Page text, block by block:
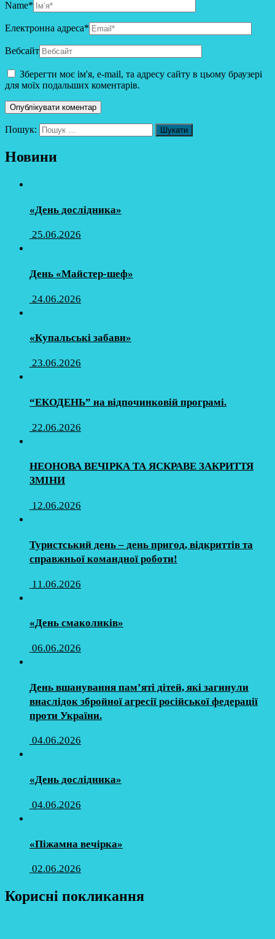
Name*
Електронна адреса*
Вебсайт
Зберегти моє ім'я, e-mail, та адресу сайту в цьому браузері
для моїх подальших коментарів.
Пошук:
Новини
«День дослідника»
25.06.2026
День «Майстер-шеф»
24.06.2026
«Купальські забави»
23.06.2026
“ЕКОДЕНЬ” на відпочинковій програмі.
22.06.2026
НЕОНОВА ВЕЧІРКА ТА ЯСКРАВЕ ЗАКРИТТЯ
ЗМІНИ
12.06.2026
Туристський день – день пригод, відкриттів та
справжньої командної роботи!
11.06.2026
«День смаколиків»
06.06.2026
День вшанування пам’яті дітей, які загинули
внаслідок збройної агресії російської федерації
проти України.
04.06.2026
«День дослідника»
04.06.2026
«Піжамна вечірка»
02.06.2026
Корисні покликання